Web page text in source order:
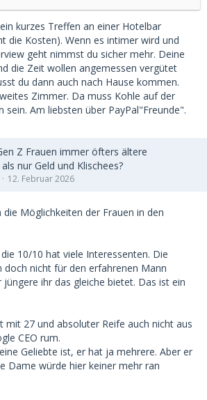
kurzes Treffen an einer Hotelbar
die Kosten). Wenn es intimer wird und
geht nimmst du sicher mehr. Deine
die Zeit wollen angemessen vergütet
du dann auch nach Hause kommen.
Zimmer. Da muss Kohle auf der
sein. Am liebsten über PayPal"Freunde".
Z Frauen immer öfters ältere
nur Geld und Klischees?
12. Februar 2026
Möglichkeiten der Frauen in den
10/10 hat viele Interessenten. Die
doch nicht für den erfahrenen Mann
ihr das gleiche bietet. Das ist ein
mit 27 und absoluter Reife auch nicht aus
CEO rum.
Geliebte ist, er hat ja mehrere. Aber er
Dame würde hier keiner mehr ran